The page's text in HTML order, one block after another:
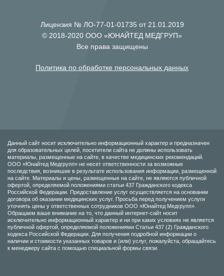
Лицензия № ЛО-77-01-01735 от 21.01.2019
© 2018-2020 ООО «ЮНАЙТЕД МЕДГРУП»
Все права защищены
Политика по обработке персональных данных
Данный сайт носит исключительно информационный характер и предназначен
для образовательных целей, посетители сайта не должны использовать
материалы, размещенные на сайте, в качестве медицинских рекомендаций.
ООО «Юнайтед Медгрупп» не несет ответственности за возможные
последствия, возникшие в результате использования информации, размещенной
на сайте. Материалы и цены, размещенные на сайте, не являются публичной
офертой, определяемой положениями статьи 437 Гражданского кодекса
Российской Федерации. Предоставление услуг осуществляется на основании
договора об оказании медицинских услуг. Просьба перед получением услуги
уточнять цены у ответственных сотрудников ООО «Юнайтед Медгрупп».
Обращаем ваше внимание на то, что данный интернет-сайт носит
исключительно информационный характер и ни при каких условиях не является
публичной офертой, определяемой положениями Статьи 437 (2) Гражданского
кодекса Российской Федерации. Для получения подробной информации о
наличии и стоимости указанных товаров и (или) услуг, пожалуйста, обращайтесь
к менеджеру сайта с помощью специальной формы связи.